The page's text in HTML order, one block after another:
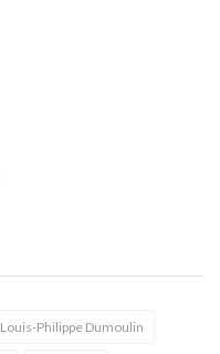
Louis-Philippe Dumoulin